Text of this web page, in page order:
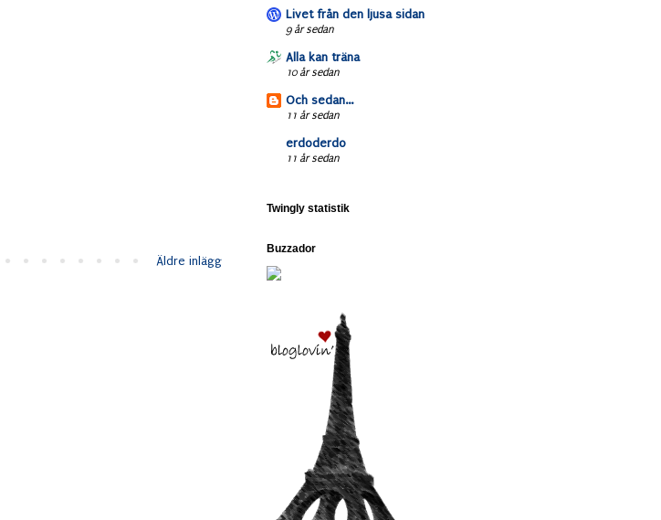
Äldre inlägg
Livet från den ljusa sidan
9 år sedan
Alla kan träna
10 år sedan
Och sedan...
11 år sedan
erdoderdo
11 år sedan
Twingly statistik
Buzzador